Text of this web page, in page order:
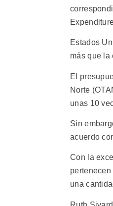
Estados
más que la
El
Norte
unas 10
Sin
acuerdo
Con la
una